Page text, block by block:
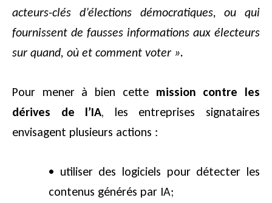
acteurs-clés d’élections démocratiques, ou qui
fournissent de fausses informations aux électeurs
sur quand, où et comment voter ».
Pour mener à bien cette mission contre les
dérives de l’IA, les entreprises signataires
envisagent plusieurs actions :
• utiliser des logiciels pour détecter les
contenus générés par IA;